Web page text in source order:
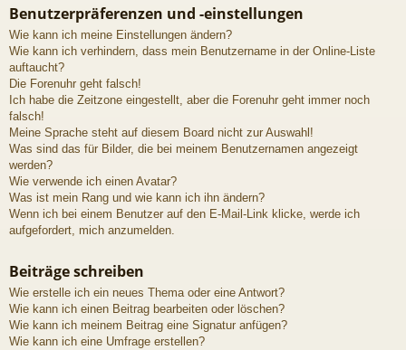
Benutzerpräferenzen und -einstellungen
Wie kann ich meine Einstellungen ändern?
Wie kann ich verhindern, dass mein Benutzername in der Online-Liste
auftaucht?
Die Forenuhr geht falsch!
Ich habe die Zeitzone eingestellt, aber die Forenuhr geht immer noch
falsch!
Meine Sprache steht auf diesem Board nicht zur Auswahl!
Was sind das für Bilder, die bei meinem Benutzernamen angezeigt
werden?
Wie verwende ich einen Avatar?
Was ist mein Rang und wie kann ich ihn ändern?
Wenn ich bei einem Benutzer auf den E-Mail-Link klicke, werde ich
aufgefordert, mich anzumelden.
Beiträge schreiben
Wie erstelle ich ein neues Thema oder eine Antwort?
Wie kann ich einen Beitrag bearbeiten oder löschen?
Wie kann ich meinem Beitrag eine Signatur anfügen?
Wie kann ich eine Umfrage erstellen?